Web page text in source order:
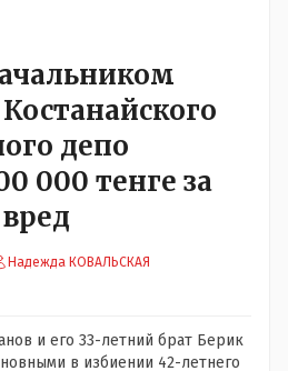
депо
000 тенге за
Надежда КОВАЛЬСКАЯ
и его 33-летний брат Берик
в избиении 42-летнего